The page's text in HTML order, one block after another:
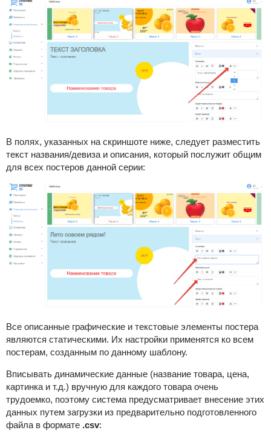
В полях, указанных на скриншоте ниже, следует разместить
текст названия/девиза и описания, который послужит общим
для всех постеров данной серии:
Все описанные графические и текстовые элементы постера
являются статическими. Их настройки применятся ко всем
постерам, созданным по данному шаблону.
Вписывать динамические данные (название товара, цена,
картинка и т.д.) вручную для каждого товара очень
трудоемко, поэтому система предусматривает внесение этих
данных путем загрузки из предварительно подготовленного
файла в формате .csv: